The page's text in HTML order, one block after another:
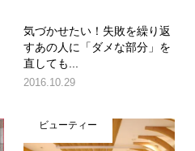
気づかせたい！失敗を繰り返
すあの人に「ダメな部分」を
直しても...
2016.10.29
ビューティー